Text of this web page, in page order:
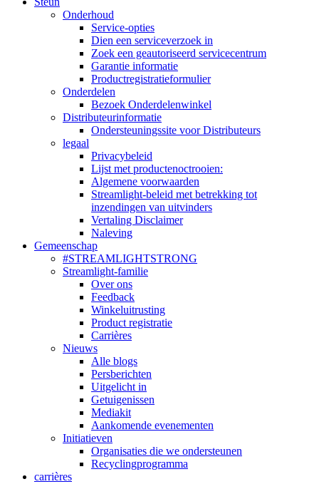
Onderhoud
Service-opties
Dien een serviceverzoek in
Zoek een geautoriseerd servicecentrum
Garantie informatie
Productregistratieformulier
Onderdelen
Bezoek Onderdelenwinkel
Distributeurinformatie
Ondersteuningssite voor Distributeurs
legaal
Privacybeleid
Lijst met productenoctrooien:
Algemene voorwaarden
Streamlight-beleid met betrekking tot
inzendingen van uitvinders
Vertaling Disclaimer
Naleving
Gemeenschap
#STREAMLIGHTSTRONG
Streamlight-familie
Over ons
Feedback
Winkeluitrusting
Product registratie
Carrières
Nieuws
Alle blogs
Persberichten
Uitgelicht in
Getuigenissen
Mediakit
Aankomende evenementen
Initiatieven
Organisaties die we ondersteunen
Recyclingprogramma
carrières